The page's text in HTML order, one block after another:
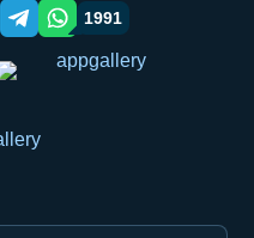
Telegram orqali ulashish
WhatsApp orqali ulashish
1991